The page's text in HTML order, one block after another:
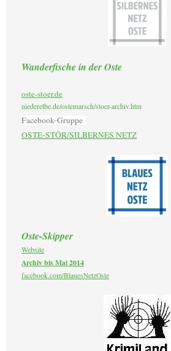
Wanderfische in der Oste
oste-stoer.de
niederelbe.de/ostemarsch/stoer-archiv.htm
Facebook-Gruppe
OSTE-STÖR/SILBERNES NETZ
Oste-Skipper
Website
Archiv bis Mai 2014
facebook.com/BlauesNetzOste